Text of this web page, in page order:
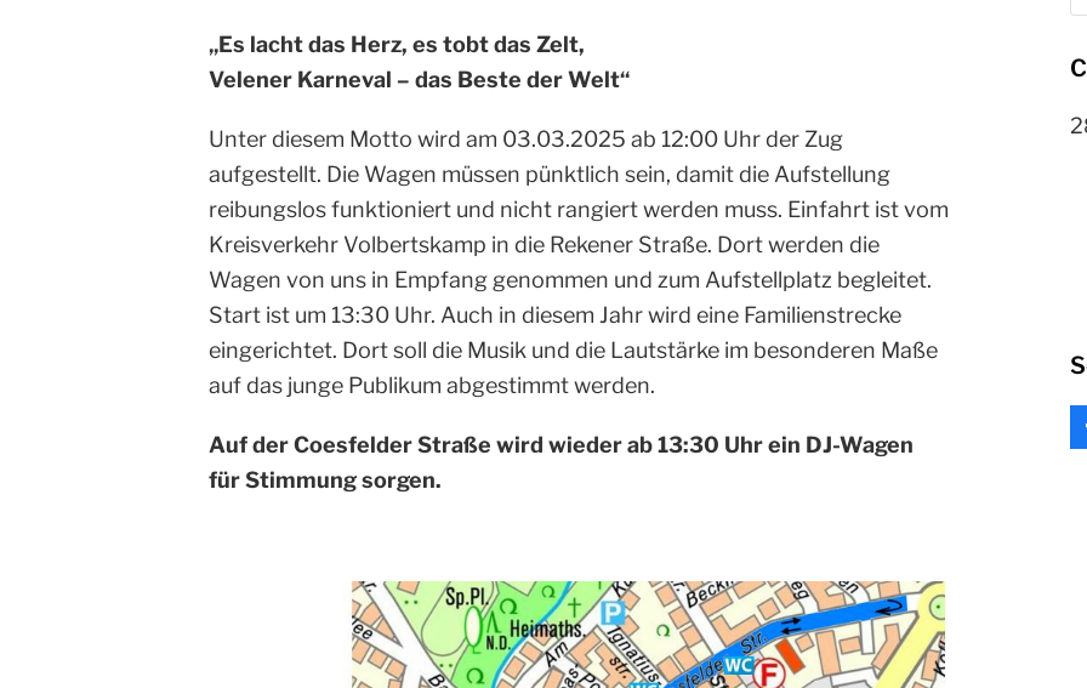
„Es lacht das Herz, es tobt das Zelt,
Velener Karneval – das Beste der Welt“
Unter diesem Motto wird am 03.03.2025 ab 12:00 Uhr der Zug
aufgestellt. Die Wagen müssen pünktlich sein, damit die Aufstellung
reibungslos funktioniert und nicht rangiert werden muss. Einfahrt ist vom
Kreisverkehr Volbertskamp in die Rekener Straße. Dort werden die
Wagen von uns in Empfang genommen und zum Aufstellplatz begleitet.
Start ist um 13:30 Uhr. Auch in diesem Jahr wird eine Familienstrecke
eingerichtet. Dort soll die Musik und die Lautstärke im besonderen Maße
auf das junge Publikum abgestimmt werden.
Auf der Coesfelder Straße wird wieder ab 13:30 Uhr ein DJ-Wagen
für Stimmung sorgen.